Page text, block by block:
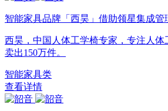
智能家具品牌「西昊」借助领星集成管
西昊，中国人体工学椅专家，专注人体
卖出150万件。
智能家具类
查看详情